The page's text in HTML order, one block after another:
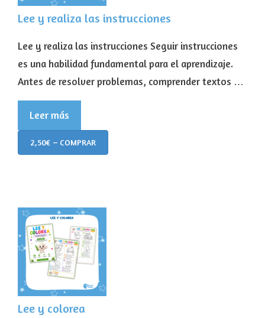
Lee y realiza las instrucciones
Lee y realiza las instrucciones Seguir instrucciones
es una habilidad fundamental para el aprendizaje.
Antes de resolver problemas, comprender textos …
Leer más
2,50€ – COMPRAR
Lee y colorea